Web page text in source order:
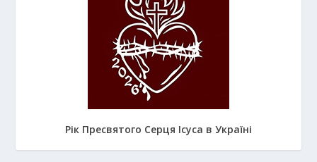
Рік Пресвятого Серця Ісуса в Україні